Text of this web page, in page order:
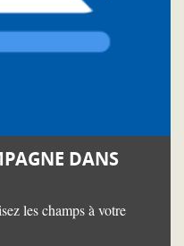
DANS
les champs à votre